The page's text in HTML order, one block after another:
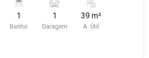
selecionou para você: -
útil - 1 dormitórios com armário e
- Banheiro social - Sala 2
1
Banho
1
Garagem
39 m²
A. Útil